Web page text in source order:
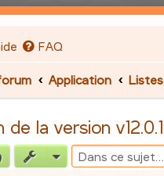
FAQ
Application
de la version